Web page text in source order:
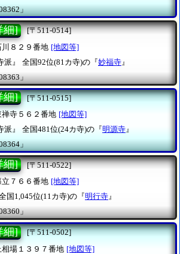
」
細]
[〒511-0514]
８２９番地 [地図等]
』
全国92位(81カ寺)の『妙福寺 』
」
細]
[〒511-0515]
寺５６２番地 [地図等]
』
全国481位(24カ寺)の『明源寺 』
」
細]
[〒511-0522]
７６６番地 [地図等]
国1,045位(11カ寺)の『明行寺』
」
細]
[〒511-0502]
場１３９７番地 [地図等]